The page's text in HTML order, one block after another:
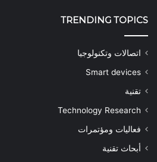
TRENDING TOPICS
اتصالات وتكنولوجيا
Smart devices
تقنية
Technology Research
فعاليات ومؤتمرات
أبحاث تقنية